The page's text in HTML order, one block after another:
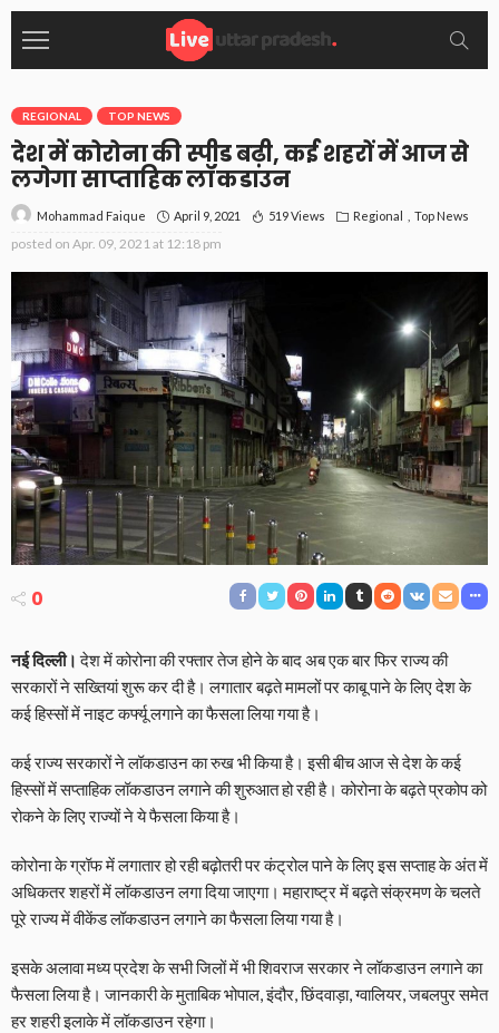
REGIONAL TOP NEWS
देश में कोरोना की स्पीड बढ़ी, कई शहरों में आज से
लगेगा साप्ताहिक लॉकडाउन
Mohammad Faique April 9, 2021 519 Views Regional Top News
posted on Apr. 09, 2021 at 12:18 pm
0
नई दिल्ली। देश में कोरोना की रफ्तार तेज होने के बाद अब एक बार फिर राज्य की
सरकारों ने सख्तियां शुरू कर दी है। लगातार बढ़ते मामलों पर काबू पाने के लिए देश के
कई हिस्सों में नाइट कर्फ्यू लगाने का फैसला लिया गया है।
कई राज्य सरकारों ने लॉकडाउन का रुख भी किया है। इसी बीच आज से देश के कई
हिस्सों में सप्ताहिक लॉकडाउन लगाने की शुरुआत हो रही है। कोरोना के बढ़ते प्रकोप को
रोकने के लिए राज्यों ने ये फैसला किया है।
कोरोना के ग्रॉफ में लगातार हो रही बढ़ोतरी पर कंट्रोल पाने के लिए इस सप्ताह के अंत में
अधिकतर शहरों में लॉकडाउन लगा दिया जाएगा। महाराष्ट्र में बढ़ते संक्रमण के चलते
पूरे राज्य में वीकेंड लॉकडाउन लगाने का फैसला लिया गया है।
इसके अलावा मध्य प्रदेश के सभी जिलों में भी शिवराज सरकार ने लॉकडाउन लगाने का
फैसला लिया है। जानकारी के मुताबिक भोपाल, इंदौर, छिंदवाड़ा, ग्वालियर, जबलपुर समेत
हर शहरी इलाके में लॉकडाउन रहेगा।